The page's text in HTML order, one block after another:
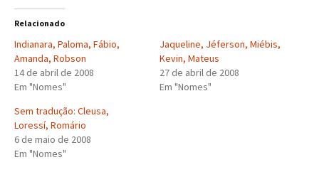
Relacionado
Indianara, Paloma, Fábio,
Amanda, Robson
14 de abril de 2008
Em "Nomes"
Jaqueline, Jéferson, Miébis,
Kevin, Mateus
27 de abril de 2008
Em "Nomes"
Sem tradução: Cleusa,
Loressí, Romário
6 de maio de 2008
Em "Nomes"